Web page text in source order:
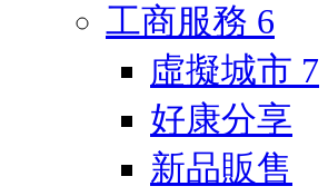
工商服務 6
虛擬城市 7
好康分享
新品販售